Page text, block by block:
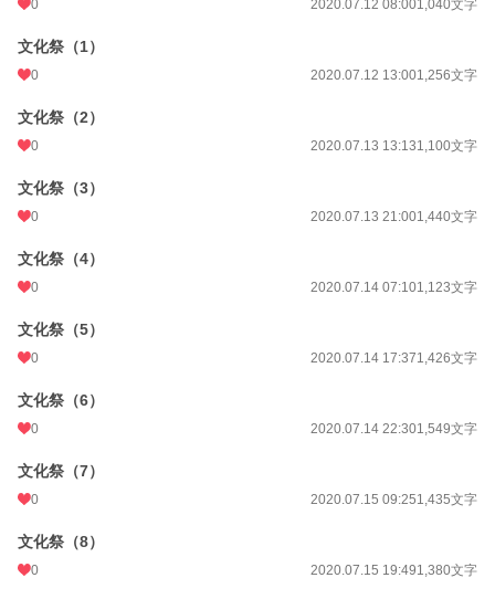
0 2020.07.12 08:001,040文字
文化祭（1）
0 2020.07.12 13:001,256文字
文化祭（2）
0 2020.07.13 13:131,100文字
文化祭（3）
0 2020.07.13 21:001,440文字
文化祭（4）
0 2020.07.14 07:101,123文字
文化祭（5）
0 2020.07.14 17:371,426文字
文化祭（6）
0 2020.07.14 22:301,549文字
文化祭（7）
0 2020.07.15 09:251,435文字
文化祭（8）
0 2020.07.15 19:491,380文字